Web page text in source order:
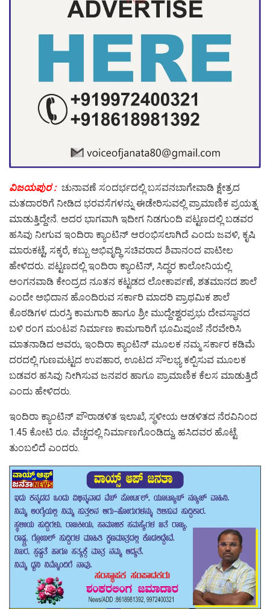
ವಿಜಯಪುರ : ಚುನಾವಣೆ ಸಂದರ್ಭದಲ್ಲಿ ಬಸವನಬಾಗೇವಾಡಿ ಕ್ಷೇತ್ರದ
ಮತದಾರರಿಗೆ ನೀಡಿದ ಭರವಸೆಗಳನ್ನು ಈಡೇರಿಸುವಲ್ಲಿ ಪ್ರಾಮಾಣಿಕ ಪ್ರಯತ್ನ
ಮಾಡುತ್ತಿದ್ದೇನೆ. ಅದರ ಭಾಗವಾಗಿ ಇದೀಗ ನಿಡಗುಂದಿ ಪಟ್ಟಣದಲ್ಲಿ ಬಡವರ
ಹಸಿವು ನೀಗುವ ಇಂದಿರಾ ಕ್ಯಾಂಟಿನ್ ಆರಂಭಿಸಲಾಗಿದೆ ಎಂದು ಜವಳಿ, ಕೃಷಿ
ಮಾರುಕಟ್ಟೆ, ಸಕ್ಕರೆ, ಕಬ್ಬು ಅಭಿವೃದ್ಧಿ ಸಚಿವರಾದ ಶಿವಾನಂದ ಪಾಟೀಲ
ಹೇಳಿದರು. ಪಟ್ಟಣದಲ್ಲಿ ಇಂದಿರಾ ಕ್ಯಾಂಟಿನ್, ಸಿದ್ಧರ ಕಾಲೋನಿಯಲ್ಲಿ
ಅಂಗನವಾಡಿ ಕೇಂದ್ರದ ನೂತನ ಕಟ್ಟಡದ ಲೋಕಾರ್ಪಣೆ, ಶತಮಾನದ ಶಾಲೆ
ಎಂದೇ ಅಭಿದಾನ ಹೊಂದಿರುವ ಸರ್ಕಾರಿ ಮಾದರಿ ಪ್ರಾಥಮಿಕ ಶಾಲೆ
ಕೊಠಡಿಗಳ ದುರಸ್ತಿ ಕಾಮಗಾರಿ ಹಾಗೂ ಶ್ರೀ ಮುದ್ದೇಶ್ವರಪ್ರಭು ದೇವಸ್ಥಾನದ
ಬಳಿ ರಂಗ ಮಂಟಪ ನಿರ್ಮಾಣ ಕಾಮಗಾರಿಗೆ ಭೂಮಿಪೂಜೆ ನೆರವೇರಿಸಿ
ಮಾತನಾಡಿದ ಅವರು, ಇಂದಿರಾ ಕ್ಯಾಂಟಿನ್ ಮೂಲಕ ನಮ್ಮ ಸರ್ಕಾರ ಕಡಿಮೆ
ದರದಲ್ಲಿ ಗುಣಮಟ್ಟದ ಉಪಹಾರ, ಊಟದ ಸೌಲಭ್ಯ ಕಲ್ಪಿಸುವ ಮೂಲಕ
ಬಡವರ ಹಸಿವು ನೀಗಿಸುವ ಜನಪರ ಹಾಗೂ ಪ್ರಾಮಾಣಿಕ ಕೆಲಸ ಮಾಡುತ್ತಿದೆ
ಎಂದು ಹೇಳಿದರು.
ಇಂದಿರಾ ಕ್ಯಾಂಟಿನ್ ಪೌರಾಡಳಿತ ಇಲಾಖೆ, ಸ್ಥಳೀಯ ಆಡಳಿತದ ನೆರವಿನಿಂದ
1.45 ಕೋಟಿ ರೂ. ವೆಚ್ಚದಲ್ಲಿ ನಿರ್ಮಾಣಗೊಂಡಿದ್ದು, ಹಸಿದವರ ಹೊಟ್ಟೆ
ತುಂಬಲಿದೆ ಎಂದರು.